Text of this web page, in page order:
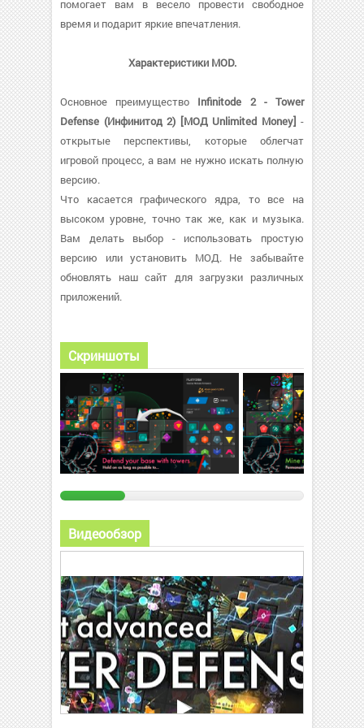
помогает вам в весело провести свободное
время и подарит яркие впечатления.
Характеристики MOD.
Основное преимущество Infinitode 2 - Tower
Defense (Инфинитод 2) [МОД Unlimited Money] -
открытые перспективы, которые облегчат
игровой процесс, а вам не нужно искать полную
версию.
Что касается графического ядра, то все на
высоком уровне, точно так же, как и музыка.
Вам делать выбор - использовать простую
версию или установить МОД. Не забывайте
обновлять наш сайт для загрузки различных
приложений.
Скриншоты
Видеообзор